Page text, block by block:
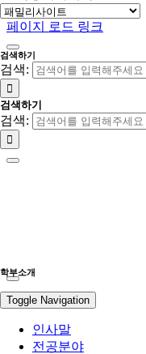
페이지 로드 링크
검색하기
검색:
검색하기
검색:
학부소개
Toggle Navigation
인사말
전공분야